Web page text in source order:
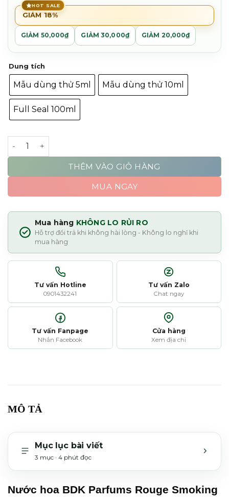
HOT SALE
GIẢM 18%
GIẢM 50,000₫ GIẢM 30,000₫ GIẢM 20,000₫
Dung tích
Mẫu dùng thử 5ml Mẫu dùng thử 10ml
Full Seal 100ml
BDK Parfums Rouge Smoking Eau de Parfum số lượng
THÊM VÀO GIỎ HÀNG
MUA NGAY
Mua hàng KHÔNG LO RỦI RO
Hỗ trợ đổi trả khi không hài lòng - Không lo nghĩ khi
mua hàng
Tư vấn Hotline
0901432241
Tư vấn Zalo
Chat ngay
Tư vấn Fanpage
Nhắn Facebook
Cửa hàng
Xem địa chỉ
MÔ TẢ
Mục lục bài viết
3 mục · 4 phút đọc
Nước hoa BDK Parfums Rouge Smoking